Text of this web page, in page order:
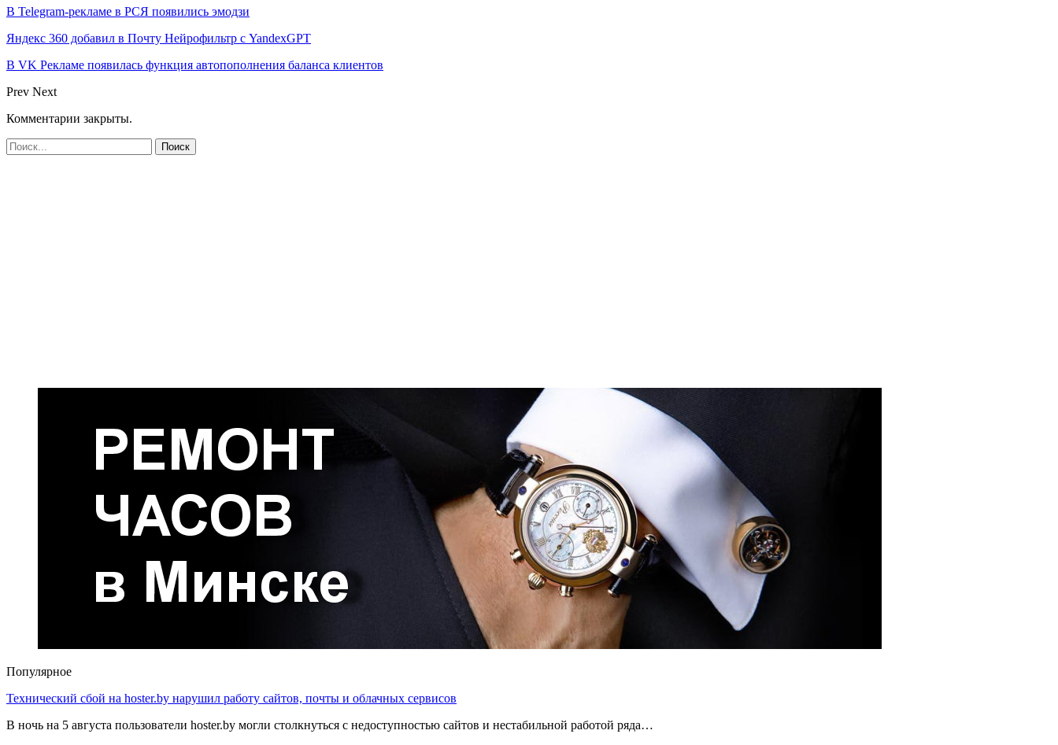
В Telegram-рекламе в РСЯ появились эмодзи
Яндекс 360 добавил в Почту Нейрофильтр с YandexGPT
В VK Рекламе появилась функция автопополнения баланса клиентов
Prev Next
Комментарии закрыты.
Популярное
Технический сбой на hoster.by нарушил работу сайтов, почты и облачных сервисов
В ночь на 5 августа пользователи hoster.by могли столкнуться с недоступностью сайтов и нестабильной работой ряда…